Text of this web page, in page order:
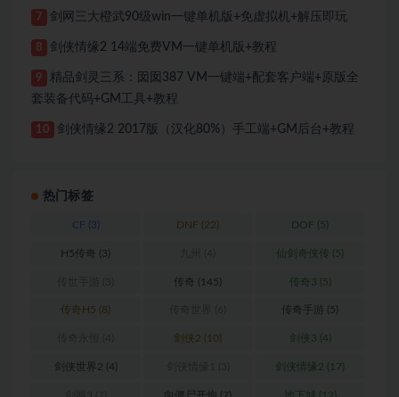
7 剑网三大橙武90级win一键单机版+免虚拟机+解压即玩
8 剑侠情缘2 14端免费VM一键单机版+教程
9
精品剑灵三系：囡囡387 VM一键端+配套客户端+原版全
套装备代码+GM工具+教程
10 剑侠情缘2 2017版（汉化80%）手工端+GM后台+教程
热门标签
CF (3) DNF (22) DOF (5)
H5传奇 (3) 仙剑奇侠传 (5)
传奇 (145) 传奇3 (5)
传奇H5 (8) 传奇手游 (5)
剑侠2 (10) 剑侠3 (4)
剑侠世界2 (4) 剑侠情缘2 (17)